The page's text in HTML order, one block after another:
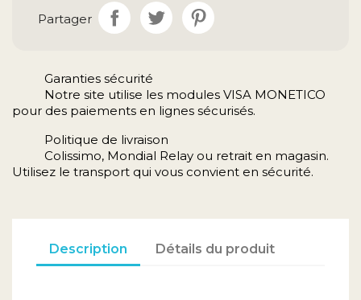
Partager
Garanties sécurité
Notre site utilise les modules VISA MONETICO
pour des paiements en lignes sécurisés.
Politique de livraison
Colissimo, Mondial Relay ou retrait en magasin.
Utilisez le transport qui vous convient en sécurité.
Description Détails du produit